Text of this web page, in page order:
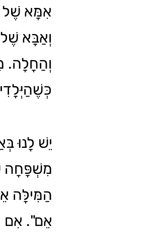
אִמָּא שֶׁל
וְאַבָּא
וְהַחָלָה.
יֵשׁ לָנוּ
מִשְׁפָּחָה
הַמִּילָּה
אֵם". אִם